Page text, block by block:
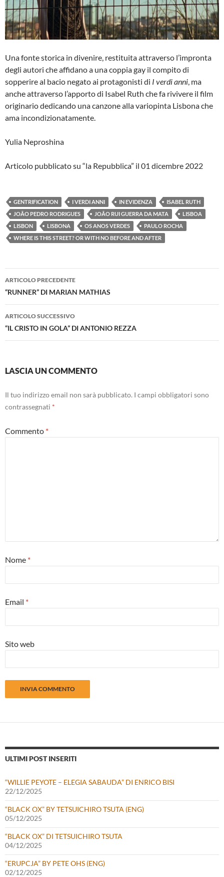
Una fonte storica in divenire, restituita attraverso l’impronta
degli autori che affidano a una coppia gay il compito di
sopperire al bacio negato ai protagonisti di I verdi anni, ma
anche attraverso l’apporto di Isabel Ruth che fa rivivere il film
originario dedicando una canzone alla variopinta Lisbona che
ama incondizionatamente.
Yulia Neproshina
Articolo pubblicato su “la Repubblica” il 01 dicembre 2022
GENTRIFICATION I VERDI ANNI IN EVIDENZA
ISABEL RUTH
JOÃO PEDRO RODRIGUES
JOÃO RUI GUERRA DA MATA
LISBOA
LISBON
LISBONA OS ANOS VERDES
PAULO ROCHA
WHERE IS THIS STREET? OR WITH NO BEFORE AND AFTER
Navigazione
articolo
ARTICOLO PRECEDENTE
“RUNNER” DI MARIAN MATHIAS
ARTICOLO SUCCESSIVO
“IL CRISTO IN GOLA” DI ANTONIO REZZA
LASCIA UN COMMENTO
Il tuo indirizzo email non sarà pubblicato. I campi obbligatori sono
contrassegnati *
Commento *
Nome *
Email *
Sito web
ULTIMI POST INSERITI
“WILLIE PEYOTE – ELEGIA SABAUDA” DI ENRICO BISI
22/12/2025
“BLACK OX” BY TETSUICHIRO TSUTA (ENG)
05/12/2025
“BLACK OX” DI TETSUICHIRO TSUTA
04/12/2025
“ERUPCJA” BY PETE OHS (ENG)
02/12/2025